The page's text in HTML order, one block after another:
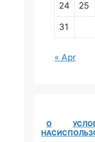
24 25
31
« Apr
О
НАС